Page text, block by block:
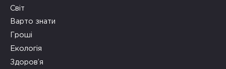
Світ
Варто знати
Гроші
Екологія
Здоров’я